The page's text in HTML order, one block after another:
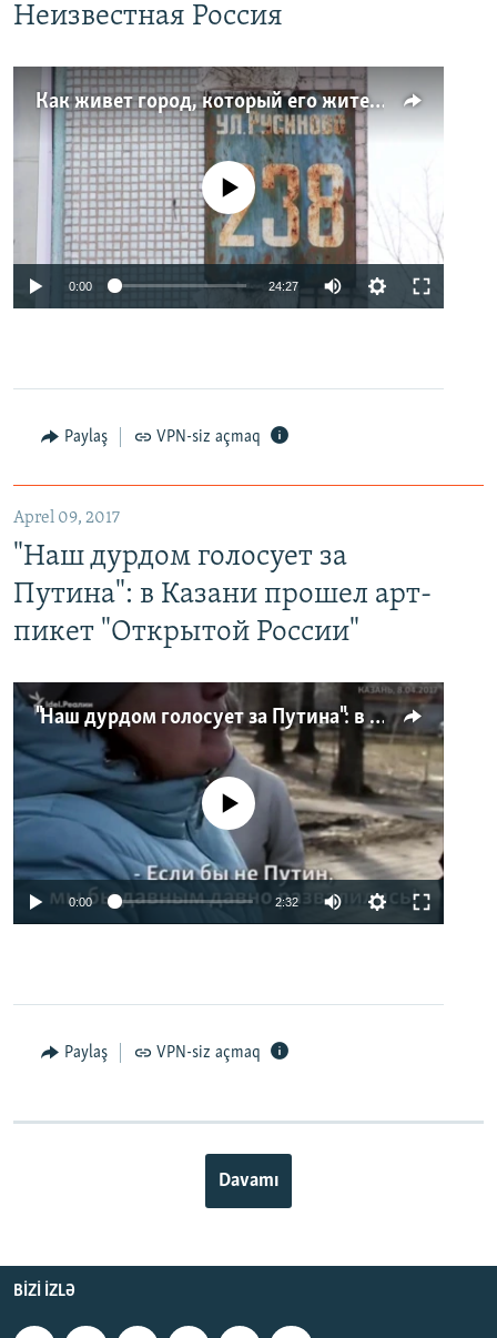
Неизвестная Россия
Как живет город, который его жители никогда не видели. Неизвестная Россия
No media source currently available
0:00 24:27
Paylaş VPN-siz açmaq
Aprel 09, 2017
"Наш дурдом голосует за
Путина": в Казани прошел арт-
пикет "Открытой России"
"Наш дурдом голосует за Путина": в Казани прошел арт-пикет "Открытой России"
No media source currently available
0:00 2:32
Paylaş VPN-siz açmaq
Davamı
BIZI IZLƏ